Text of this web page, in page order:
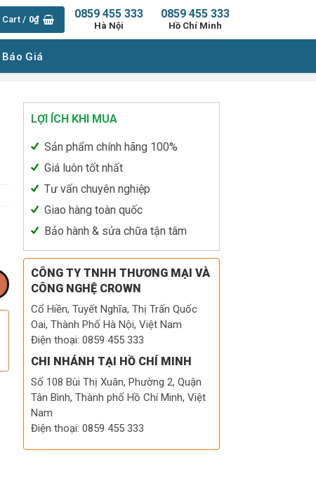
Cart / 0₫ 0859 455 333
Hồ Chí Minh
0859 455 333
Hà Nội
Giá
LỢI ÍCH KHI MUA
Sản phẩm chính hãng 100%
Giá luôn tốt nhất
Tư vấn chuyên nghiệp
Giao hàng toàn quốc
Bảo hành & sửa chữa tận tâm
CÔNG TY TNHH THƯƠNG MẠI VÀ
CÔNG NGHỆ CROWN
Cổ Hiền, Tuyết Nghĩa, Thị Trấn Quốc
Oai, Thành Phố Hà Nội, Việt Nam
Điện thoại: 0859 455 333
CHI NHÁNH TẠI HỒ CHÍ MINH
Số 108 Bùi Thị Xuân, Phường 2, Quận
Tân Bình, Thành phố Hồ Chí Minh, Việt
Nam
Điện thoại: 0859 455 333